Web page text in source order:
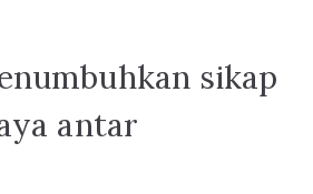
sikap
antar